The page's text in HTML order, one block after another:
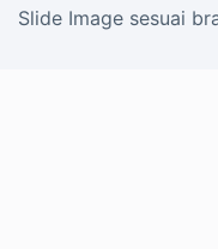
Slide Image sesuai